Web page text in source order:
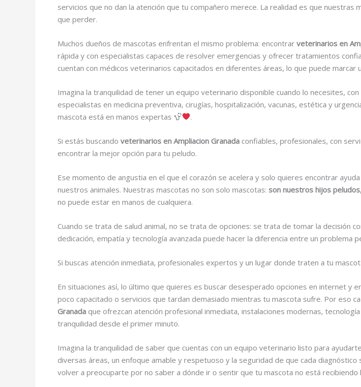
servicios que no dan la atención que tu compañero merece. La realidad es que
que perder.
Muchos dueños de mascotas enfrentan el mismo problema: encontrar veterinarios en
rápida y con especialistas capaces de resolver emergencias y ofrecer tratamientos
cuentan con médicos veterinarios capacitados en diferentes áreas, lo que puede
Imagina la tranquilidad de tener un equipo veterinario disponible cuando lo necesites,
especialistas en medicina preventiva, cirugías, hospitalización, vacunas, estética y
mascota está en manos expertas
.
Si estás buscando veterinarios en Ampliacion Granada confiables, profesionales, con
encontrar la mejor opción para tu peludo.
Ese momento de angustia en el que el corazón se acelera y solo quieres encontrar
nuestros animales. Nuestras mascotas no son solo mascotas: son nuestros hijos
no puede estar en manos de cualquiera.
Cuando se trata de salud animal, no se trata de opciones: se trata de tomar la decisión
dedicación, empatía y tecnología avanzada puede hacer la diferencia entre un problema
Si buscas atención inmediata, profesionales expertos y un lugar donde traten a tu
En situaciones así, lo último que quieres es buscar desesperado opciones en internet y
poco capacitado o servicios que tardan demasiado mientras tu mascota sufre. Por eso
Granada que ofrezcan atención profesional inmediata, instalaciones modernas,
tranquilidad desde el primer minuto.
Imagina la tranquilidad de saber que cuentas con un equipo veterinario listo para
diversas áreas, un enfoque amable y respetuoso y la seguridad de que cada diagnóstico
volver a preocuparte por no saber a dónde ir o sentir que tu mascota no está recibiendo